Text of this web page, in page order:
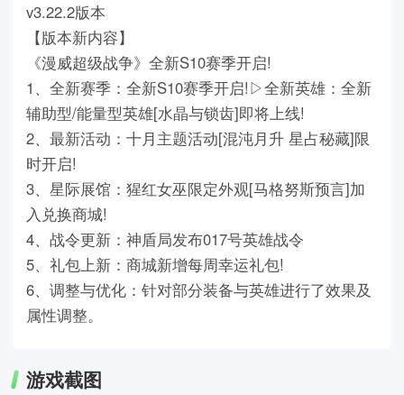
v3.22.2版本
【版本新内容】
《漫威超级战争》全新S10赛季开启!
1、全新赛季：全新S10赛季开启!▷全新英雄：全新
辅助型/能量型英雄[水晶与锁齿]即将上线!
2、最新活动：十月主题活动[混沌月升 星占秘藏]限
时开启!
3、星际展馆：猩红女巫限定外观[马格努斯预言]加
入兑换商城!
4、战令更新：神盾局发布017号英雄战令
5、礼包上新：商城新增每周幸运礼包!
6、调整与优化：针对部分装备与英雄进行了效果及
属性调整。
游戏截图